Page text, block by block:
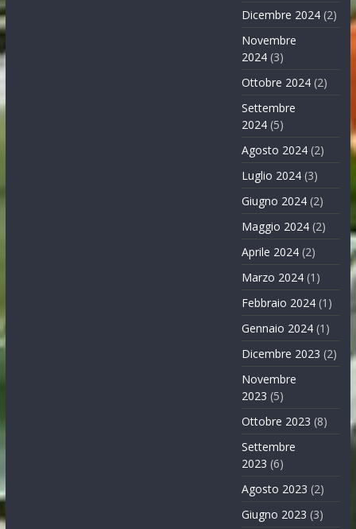
Dicembre 2024 (2)
Novembre
2024 (3)
Ottobre 2024 (2)
Settembre
2024 (5)
Agosto 2024 (2)
Luglio 2024 (3)
Giugno 2024 (2)
Maggio 2024 (2)
Aprile 2024 (2)
Marzo 2024 (1)
Febbraio 2024 (1)
Gennaio 2024 (1)
Dicembre 2023 (2)
Novembre
2023 (5)
Ottobre 2023 (8)
Settembre
2023 (6)
Agosto 2023 (2)
Giugno 2023 (3)